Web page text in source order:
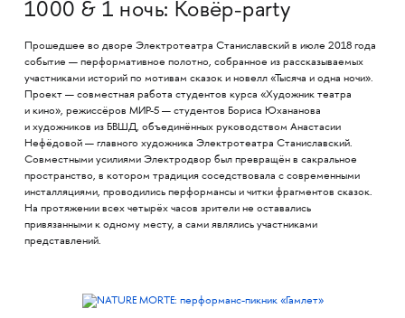
1000 & 1 ночь: Ковёр-party
Прошедшее во дворе Электротеатра Станиславский в июле 2018 года
событие — перформативное полотно, собранное из рассказываемых
участниками историй по мотивам сказок и новелл «Тысяча и одна ночи».
Проект — совместная работа студентов курса «Художник театра
и кино», режиссёров МИР-5 — студентов Бориса Юхананова
и художников из БВШД, объединённых руководством Анастасии
Нефёдовой — главного художника Электротеатра Станиславский.
Совместными усилиями Электродвор был превращён в сакральное
пространство, в котором традиция соседствовала с современными
инсталляциями, проводились перформансы и читки фрагментов сказок.
На протяжении всех четырёх часов зрители не оставались
привязанными к одному месту, а сами являлись участниками
представлений.